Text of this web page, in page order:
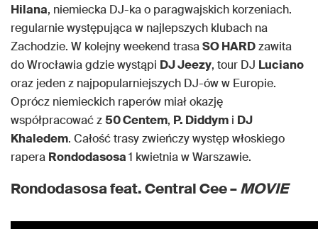
Hilana, niemiecka DJ-ka o paragwajskich korzeniach.
regularnie występująca w najlepszych klubach na
Zachodzie. W kolejny weekend trasaSO HARDzawita
do Wrocławia gdzie wystąpi DJ Jeezy, tour DJ Luciano
oraz jeden z najpopularniejszych DJ-ów w Europie.
Oprócz niemieckich raperów miał okazję
współpracować z50 Centem, P. Diddym i DJ
Khaledem. Całość trasy zwieńczy występ włoskiego
rapera Rondodasosa1 kwietnia w Warszawie.
Rondodasosa feat. Central Cee –MOVIE